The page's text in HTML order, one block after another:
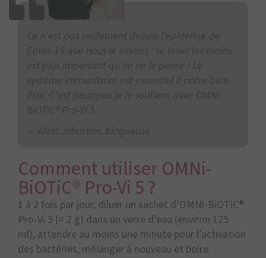
Ce n'est pas seulement depuis l’épidémie de
Covid-19 que nous le savons : se laver les mains
est plus important qu'on ne le pense ! Le
système immunitaire est essentiel à notre bien-
être. C'est pourquoi je le soutiens avec OMNi-
BiOTiC® Pro-Vi 5.
Alina Johnston, blogueuse
Comment utiliser OMNi-
BiOTiC® Pro-Vi 5 ?
1 à 2 fois par jour, diluer un sachet d’OMNi-BiOTiC®
Pro-Vi 5 (= 2 g) dans un verre d’eau (environ 125
ml), attendre au moins une minute pour l’activation
des bactéries, mélanger à nouveau et boire.